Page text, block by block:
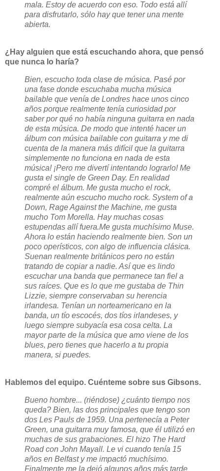
mala. Estoy de acuerdo con eso. Todo está allí
para disfrutarlo, sólo hay que tener una mente
abierta.
¿Hay alguien que está escuchando ahora, que pensó
que nunca lo haría?
Bien, escucho toda clase de música. Pasé por
una fase donde escuchaba mucha música
bailable que venía de Londres hace unos cinco
años porque realmente tenía curiosidad por
saber por qué no había ninguna guitarra en nada
de esta música. De modo que intenté hacer un
álbum con música bailable con guitarra y me di
cuenta de la manera más difícil que la guitarra
simplemente no funciona en nada de esta
música! ¡Pero me divertí intentando lograrlo! Me
gusta el single de Green Day. En realidad
compré el álbum. Me gusta mucho el rock,
realmente aún escucho mucho rock. System of a
Down, Rage Against the Machine, me gusta
mucho Tom Morella. Hay muchas cosas
estupendas allí fuera.Me gusta muchísimo Muse.
Ahora lo están haciendo realmente bien. Son un
poco operísticos, con algo de influencia clásica.
Suenan realmente británicos pero no están
tratando de copiar a nadie. Así que es lindo
escuchar una banda que permanece tan fiel a
sus raíces. Que es lo que me gustaba de Thin
Lizzie, siempre conservaban su herencia
irlandesa. Tenían un norteamericano en la
banda, un tío escocés, dos tíos irlandeses, y
luego siempre subyacía esa cosa celta. La
mayor parte de la música que amo viene de los
blues, pero tienes que hacerlo a tu propia
manera, si puedes.
Hablemos del equipo. Cuénteme sobre sus Gibsons.
Bueno hombre... (riéndose) ¿cuánto tiempo nos
queda? Bien, las dos principales que tengo son
dos Les Pauls de 1959. Una pertenecía a Peter
Green, una guitarra muy famosa, que él utilizó en
muchas de sus grabaciones. El hizo The Hard
Road con John Mayall. Le vi cuando tenía 15
años en Belfast y me impactó muchísimo.
Finalmente me la dejó algunos años más tarde